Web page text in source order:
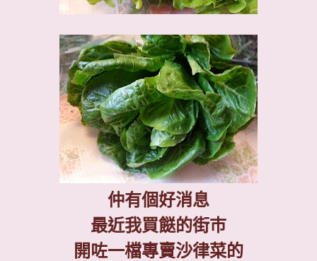
仲有個好消息
最近我買餸的街巿
開咗一檔專賣沙律菜的